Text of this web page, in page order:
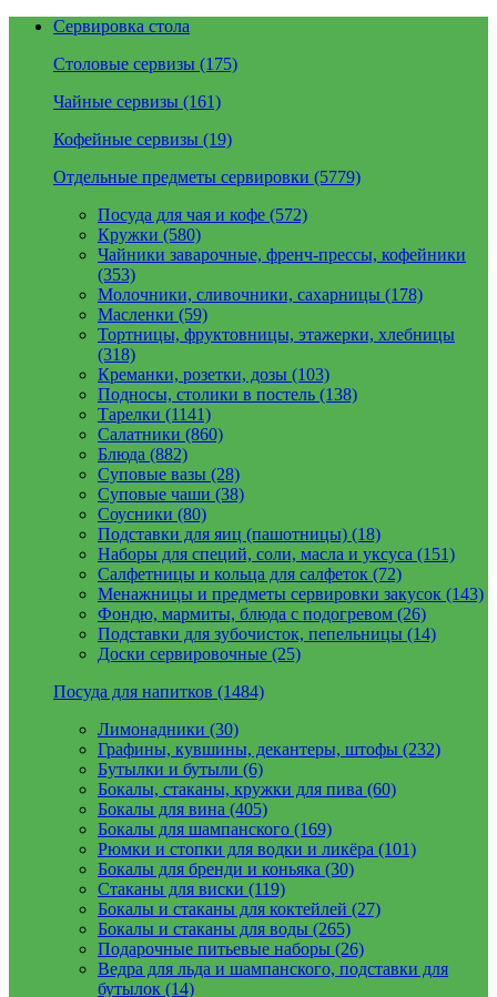
Сервировка стола
Столовые сервизы (175)
Чайные сервизы (161)
Кофейные сервизы (19)
Отдельные предметы сервировки (5779)
Посуда для чая и кофе (572)
Кружки (580)
Чайники заварочные, френч-прессы, кофейники
(353)
Молочники, сливочники, сахарницы (178)
Масленки (59)
Тортницы, фруктовницы, этажерки, хлебницы
(318)
Креманки, розетки, дозы (103)
Подносы, столики в постель (138)
Тарелки (1141)
Салатники (860)
Блюда (882)
Суповые вазы (28)
Суповые чаши (38)
Соусники (80)
Подставки для яиц (пашотницы) (18)
Наборы для специй, соли, масла и уксуса (151)
Салфетницы и кольца для салфеток (72)
Менажницы и предметы сервировки закусок (143)
Фондю, мармиты, блюда с подогревом (26)
Подставки для зубочисток, пепельницы (14)
Доски сервировочные (25)
Посуда для напитков (1484)
Лимонадники (30)
Графины, кувшины, декантеры, штофы (232)
Бутылки и бутыли (6)
Бокалы, стаканы, кружки для пива (60)
Бокалы для вина (405)
Бокалы для шампанского (169)
Рюмки и стопки для водки и ликёра (101)
Бокалы для бренди и коньяка (30)
Стаканы для виски (119)
Бокалы и стаканы для коктейлей (27)
Бокалы и стаканы для воды (265)
Подарочные питьевые наборы (26)
Ведра для льда и шампанского, подставки для
бутылок (14)